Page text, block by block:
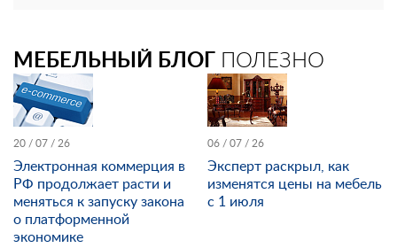
МЕБЕЛЬНЫЙ БЛОГ ПОЛЕЗНО
20 / 07 / 26
Электронная коммерция в
РФ продолжает расти и
меняться к запуску закона
о платформенной
экономике
06 / 07 / 26
Эксперт раскрыл, как
изменятся цены на мебель
с 1 июля